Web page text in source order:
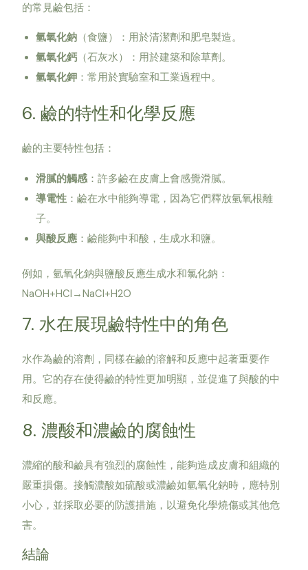
的常見鹼包括：
氫氧化鈉 （食鹽）：用於清潔劑和肥皂製造。
氫氧化鈣 （石灰水）：用於建築和除草劑。
氫氧化鉀 ：常用於實驗室和工業過程中。
6. 鹼的特性和化學反應
鹼的主要特性包括：
滑膩的觸感 ：許多鹼在皮膚上會感覺滑膩。
導電性 ：鹼在水中能夠導電，因為它們釋放氫氧根離
子。
與酸反應 ：鹼能夠中和酸，生成水和鹽。
例如，氫氧化鈉與鹽酸反應生成水和氯化鈉：
NaOH+HCl→NaCl+H2O
7. 水在展現鹼特性中的角色
水作為鹼的溶劑，同樣在鹼的溶解和反應中起著重要作
用。它的存在使得鹼的特性更加明顯，並促進了與酸的中
和反應。
8. 濃酸和濃鹼的腐蝕性
濃縮的酸和鹼具有強烈的腐蝕性，能夠造成皮膚和組織的
嚴重損傷。接觸濃酸如硫酸或濃鹼如氫氧化鈉時，應特別
小心，並採取必要的防護措施，以避免化學燒傷或其他危
害。
結論